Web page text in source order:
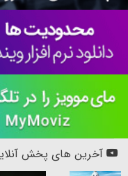
آخرین های پخش